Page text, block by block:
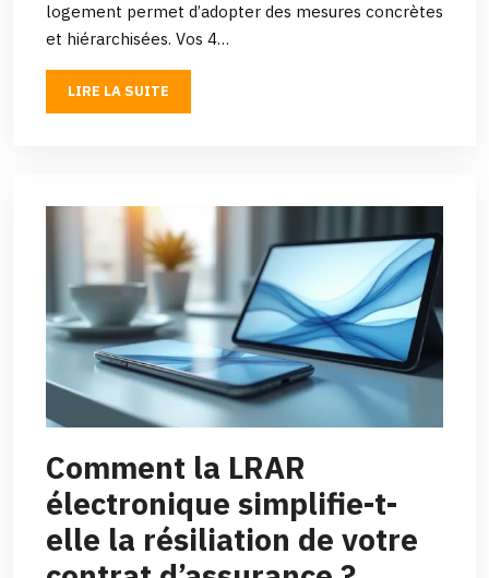
logement permet d’adopter des mesures concrètes
et hiérarchisées. Vos 4…
LIRE LA SUITE
Comment la LRAR
électronique simplifie-t-
elle la résiliation de votre